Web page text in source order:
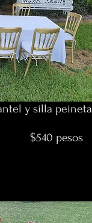
y silla peineta